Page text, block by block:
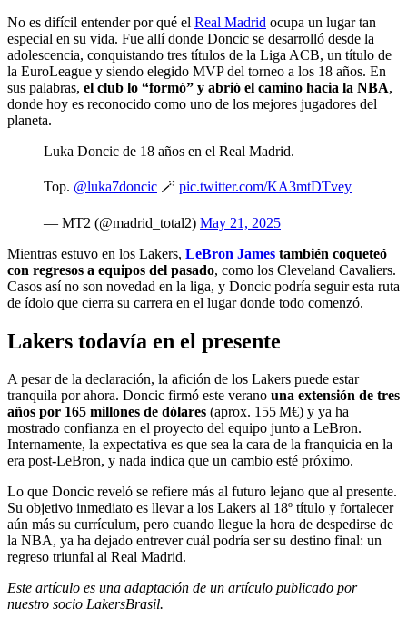
No es difícil entender por qué el Real Madrid ocupa un lugar tan
especial en su vida. Fue allí donde Doncic se desarrolló desde la
adolescencia, conquistando tres títulos de la Liga ACB, un título de
la EuroLeague y siendo elegido MVP del torneo a los 18 años. En
sus palabras, el club lo “formó” y abrió el camino hacia la NBA,
donde hoy es reconocido como uno de los mejores jugadores del
planeta.
Luka Doncic de 18 años en el Real Madrid.
Top. @luka7doncic 🪄 pic.twitter.com/KA3mtDTvey
— MT2 (@madrid_total2) May 21, 2025
Mientras estuvo en los Lakers, LeBron James también coqueteó
con regresos a equipos del pasado, como los Cleveland Cavaliers.
Casos así no son novedad en la liga, y Doncic podría seguir esta ruta
de ídolo que cierra su carrera en el lugar donde todo comenzó.
Lakers todavía en el presente
A pesar de la declaración, la afición de los Lakers puede estar
tranquila por ahora. Doncic firmó este verano una extensión de tres
años por 165 millones de dólares (aprox. 155 M€) y ya ha
mostrado confianza en el proyecto del equipo junto a LeBron.
Internamente, la expectativa es que sea la cara de la franquicia en la
era post-LeBron, y nada indica que un cambio esté próximo.
Lo que Doncic reveló se refiere más al futuro lejano que al presente.
Su objetivo inmediato es llevar a los Lakers al 18º título y fortalecer
aún más su currículum, pero cuando llegue la hora de despedirse de
la NBA, ya ha dejado entrever cuál podría ser su destino final: un
regreso triunfal al Real Madrid.
Este artículo es una adaptación de un artículo publicado por
nuestro socio LakersBrasil.